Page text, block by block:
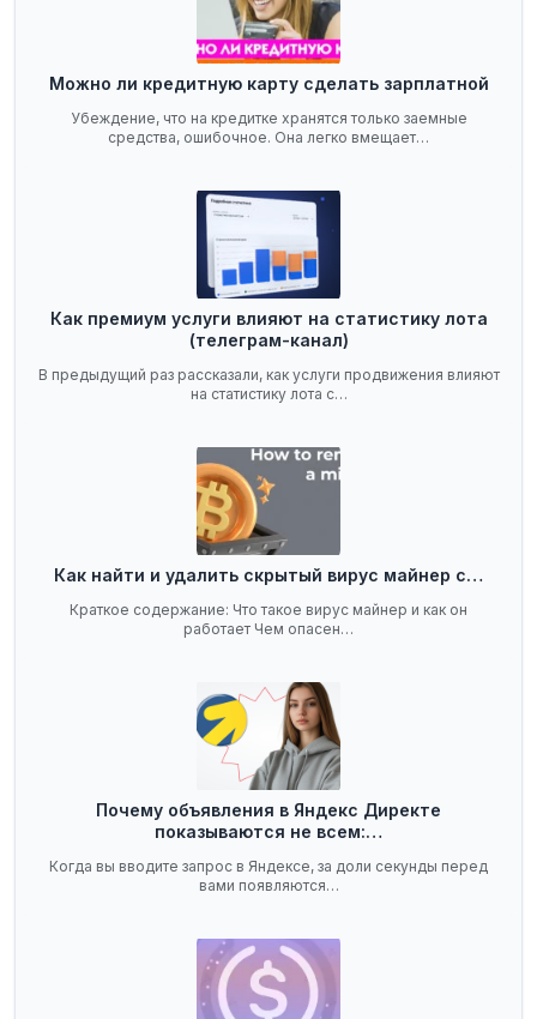
Можно ли кредитную карту сделать зарплатной
Убеждение, что на кредитке хранятся только заемные
средства, ошибочное. Она легко вмещает…
Как премиум услуги влияют на статистику лота
(телеграм-канал)
В предыдущий раз рассказали, как услуги продвижения влияют
на статистику лота с…
Как найти и удалить скрытый вирус майнер с…
Краткое содержание: Что такое вирус майнер и как он
работает Чем опасен…
Почему объявления в Яндекс Директе
показываются не всем:…
Когда вы вводите запрос в Яндексе, за доли секунды перед
вами появляются…